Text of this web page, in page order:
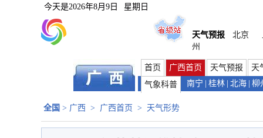
今天是2026年8月9日 星期日
天气预报 北京
州
首页 广西首页 天气预报
天
气象科普
南宁 桂林 北海 柳
全国 > 广西 > 广西首页 > 天气形势